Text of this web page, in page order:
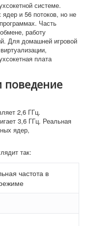
системе.
и 56 потоков, но не
Часть
работу
Для домашней игровой
плата
поведение
2,6 ГГц.
3,6 ГГц. Реальная
ядер,
так:
частота в